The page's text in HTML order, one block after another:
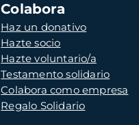
Colabora
Haz un donativo
Hazte socio
Hazte voluntario/a
Testamento solidario
Colabora como empresa
Regalo Solidario